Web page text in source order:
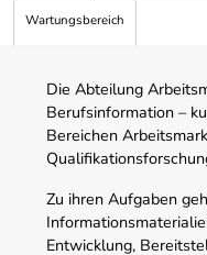
Wartungsbereich
Die Abteilung
Berufsinformation –
Bereichen
Zu ihren Aufgaben
Entwicklung,